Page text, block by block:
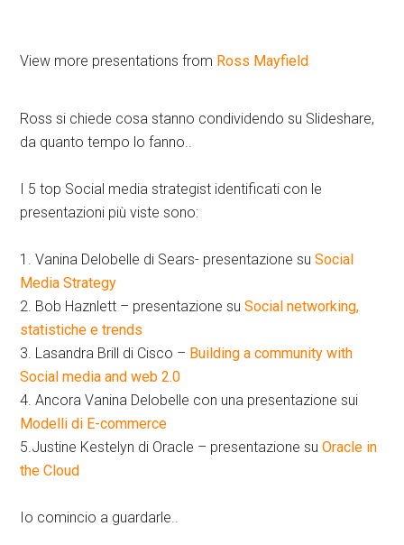
View more presentations from Ross Mayfield
Ross si chiede cosa stanno condividendo su Slideshare,
da quanto tempo lo fanno..
I 5 top Social media strategist identificati con le
presentazioni più viste sono:
1. Vanina Delobelle di Sears- presentazione suSocial
Media Strategy
2. Bob Haznlett – presentazione suSocial networking,
statistiche e trends
3. Lasandra Brill di Cisco – Building a community with
Social media and web 2.0
4. Ancora Vanina Delobelle con una presentazione sui
Modelli di E-commerce
5.Justine Kestelyn di Oracle – presentazione suOracle in
the Cloud
Io comincio a guardarle..